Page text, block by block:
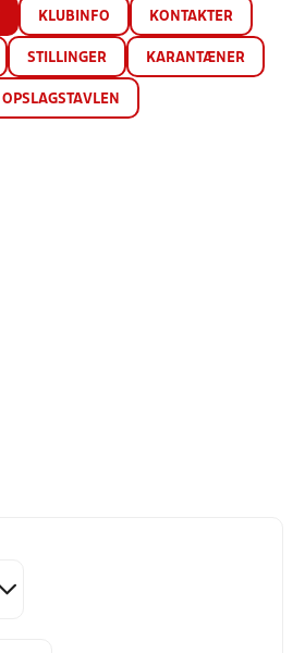
KLUBINFO KONTAKTER
STILLINGER KARANTÆNER
OPSLAGSTAVLEN